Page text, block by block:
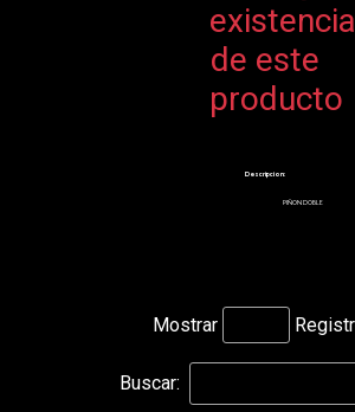
existencia
de este
producto
Descripcion:
PIÑON DOBLE
Mostrar
Buscar: